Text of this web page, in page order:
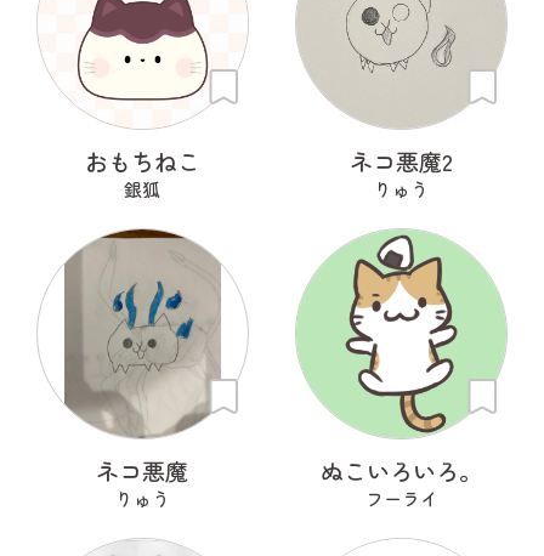
おもちねこ
銀狐
ネコ悪魔2
りゅう
ネコ悪魔
りゅう
ぬこいろいろ。
フーライ